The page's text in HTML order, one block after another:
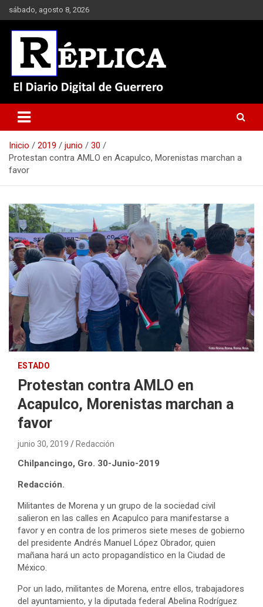
Saltar
al
contenido
sábado, agosto 8, 2026
Réplica
Inicio 2019 junio
30
Protestan contra AMLO en Acapulco, Morenistas marchan a
favor
ESTADO
Protestan contra AMLO en
Acapulco, Morenistas marchan a
favor
junio 30, 2019 Redacción
Chilpancingo, Gro. 30-Junio-2019
Redacción.
Militantes de Morena y un grupo de la sociedad civil
salieron en las calles en Acapulco para manifestarse a
favor y en contra de los primeros siete meses de gobierno
del presidente Andrés Manuel López Obrador, quien
mañana hará un acto propagandístico en la Ciudad de
México.
Por un lado, militantes de Morena, entre ellos, trabajadores
del ayuntamiento, y la diputada federal Abelina Rodríguez